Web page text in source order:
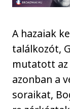
A hazaiak
találkozót,
mutatott az
azonban a
soraikat,